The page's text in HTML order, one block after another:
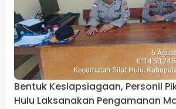
Bentuk Kesiapsiagaan, Personil
Hulu Laksanakan Pengamanan